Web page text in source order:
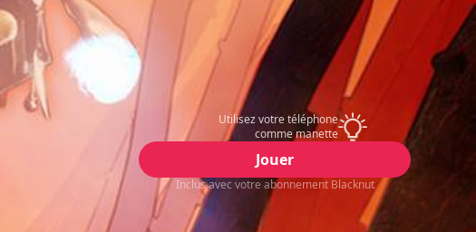
Utilisez votre téléphone
comme manette
Jouer
Inclus avec votre abonnement Blacknut